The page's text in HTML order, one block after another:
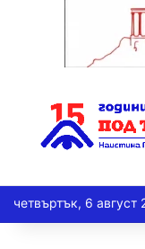
четвъртък, 6 август